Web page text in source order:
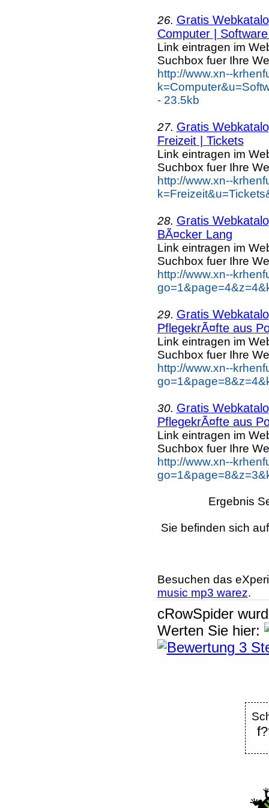
26. Gratis
Computer |
Link eintragen im
Suchbox fuer Ihre
http://www.xn--
- 23.5kb
27. Gratis
Freizeit | Tickets
Link eintragen im
Suchbox fuer Ihre
http://www.xn--
28. Gratis
BÃ¤cker Lang
Link eintragen im
Suchbox fuer Ihre
http://www.xn--
29. Gratis
PflegekrÃ¤fte aus
Link eintragen im
Suchbox fuer Ihre
http://www.xn--
30. Gratis
PflegekrÃ¤fte aus
Link eintragen im
Suchbox fuer Ihre
http://www.xn--
Ergebnis
Sie befinden sich
Besuchen das
music mp3 warez.
cRowSpider
Werten Sie hier: